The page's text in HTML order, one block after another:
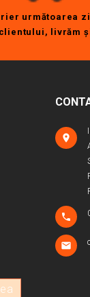
următoarea
livrăm


